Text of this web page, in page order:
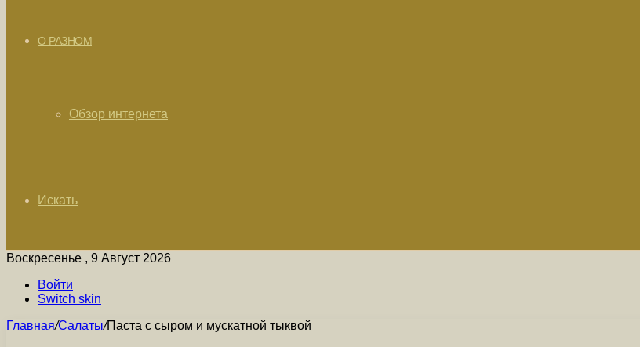
О РАЗНОМ
Обзор интернета
Искать
Воскресенье , 9 Август 2026
Войти
Switch skin
Главная/Салаты/Паста с сыром и мускатной тыквой